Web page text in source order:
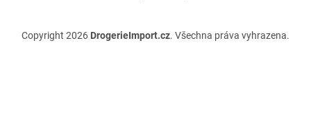
Copyright 2026 DrogerieImport.cz. Všechna práva vyhrazena.